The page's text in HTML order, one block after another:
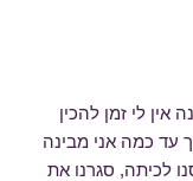
לי זמן להכין
עד כמה אני מבינה
לכיתה, סגרנו את